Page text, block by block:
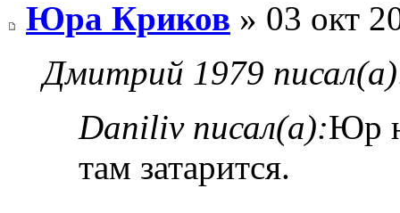
Юра Криков » 03 окт
Дмитрий 1979
Daniliv писал(а):Юр
там затарится.